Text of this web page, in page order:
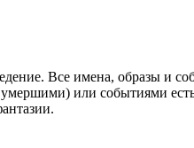
Все имена, образы и
или событиями есть